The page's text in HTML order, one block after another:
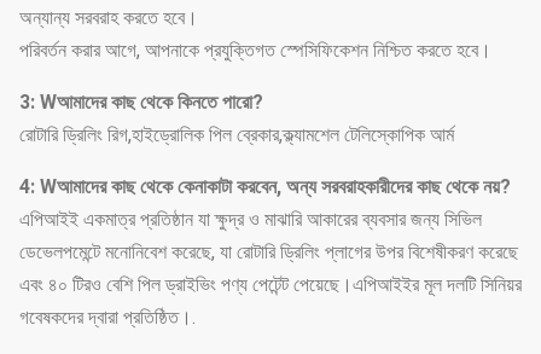
অন্যান্য সরবরাহ করতে হবে।
পরিবর্তন করার আগে, আপনাকে প্রযুক্তিগত স্পেসিফিকেশন নিশ্চিত করতে হবে।
3: Wআমাদের কাছ থেকে কিনতে পারো?
রোটারি ড্রিলিং রিগ,হাইড্রোলিক পিল ব্রেকার,ক্ল্যামশেল টেলিস্কোপিক আর্ম
4: Wআমাদের কাছ থেকে কেনাকাটা করবেন, অন্য সরবরাহকারীদের কাছ থেকে নয়?
এপিআইই একমাত্র প্রতিষ্ঠান যা ক্ষুদ্র ও মাঝারি আকারের ব্যবসার জন্য সিভিল
ডেভেলপমেন্টে মনোনিবেশ করেছে, যা রোটারি ড্রিলিং প্লাগের উপর বিশেষীকরণ করেছে
এবং ৪০ টিরও বেশি পিল ড্রাইভিং পণ্য পেটেন্ট পেয়েছে।এপিআইইর মূল দলটি সিনিয়র
গবেষকদের দ্বারা প্রতিষ্ঠিত।.